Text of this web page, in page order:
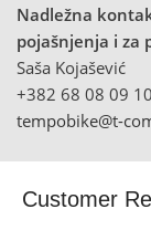
Nadležna
pojašnjenja i za
Saša Kojašević
+382 68 08 09 10
tempobike@t-
Customer